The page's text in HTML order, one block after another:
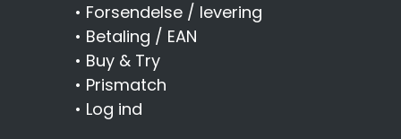
• Forsendelse / levering
• Betaling / EAN
• Buy & Try
• Prismatch
• Log ind